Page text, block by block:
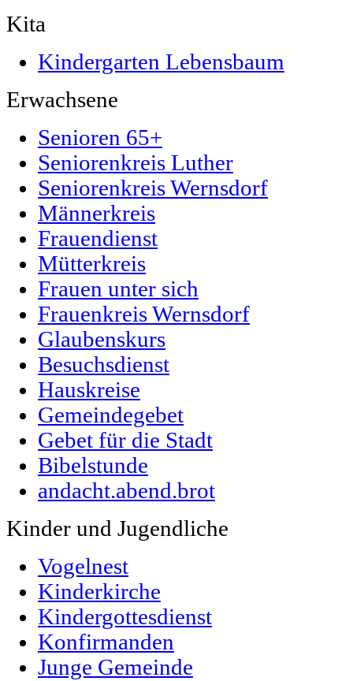
Kita
Kindergarten Lebensbaum
Erwachsene
Senioren 65+
Seniorenkreis Luther
Seniorenkreis Wernsdorf
Männerkreis
Frauendienst
Mütterkreis
Frauen unter sich
Frauenkreis Wernsdorf
Glaubenskurs
Besuchsdienst
Hauskreise
Gemeindegebet
Gebet für die Stadt
Bibelstunde
andacht.abend.brot
Kinder und Jugendliche
Vogelnest
Kinderkirche
Kindergottesdienst
Konfirmanden
Junge Gemeinde